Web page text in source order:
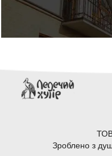
Зроблено з